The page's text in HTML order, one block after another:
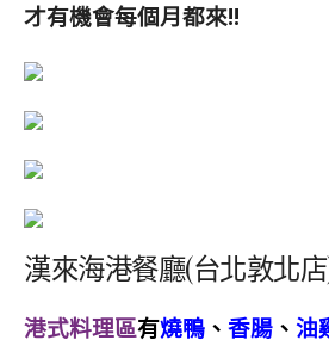
才有機會每個月都來!!
漢來海港餐廳(台北敦北
港式料理區有燒鴨 、 香腸 、 油